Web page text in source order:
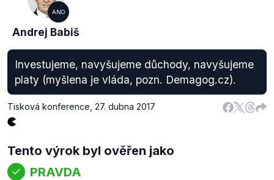
ANO
Andrej Babiš
Investujeme, navyšujeme důchody, navyšujeme
platy (myšlena je vláda, pozn. Demagog.cz).
Tisková konference 27. dubna 2017
Tento výrok byl ověřen jako
PRAVDA